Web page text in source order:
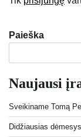
Paieška
Naujausi
Sveikiname Tomą
Didžiausias